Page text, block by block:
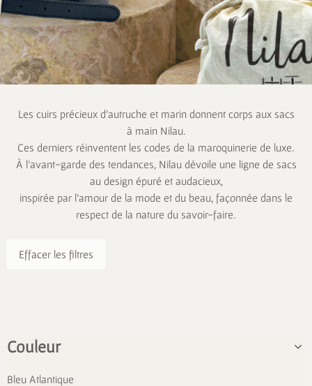
Les cuirs précieux d’autruche et marin donnent corps aux sacs
à main Nilau.
Ces derniers réinventent les codes de la maroquinerie de luxe.
À l’avant-garde des tendances, Nilau dévoile une ligne de sacs
au design épuré et audacieux,
inspirée par l’amour de la mode et du beau, façonnée dans le
respect de la nature du savoir-faire.
Effacer les filtres
Couleur
Bleu Atlantique